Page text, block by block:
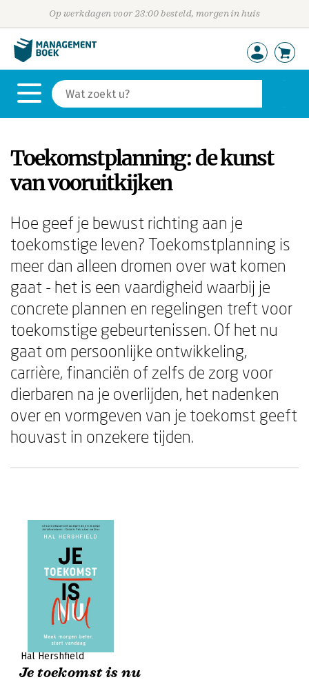
Op werkdagen voor 23:00 besteld, morgen in huis
Toekomstplanning: de kunst
van vooruitkijken
Hoe geef je bewust richting aan je
toekomstige leven? Toekomstplanning is
meer dan alleen dromen over wat komen
gaat - het is een vaardigheid waarbij je
concrete plannen en regelingen treft voor
toekomstige gebeurtenissen. Of het nu
gaat om persoonlijke ontwikkeling,
carrière, financiën of zelfs de zorg voor
dierbaren na je overlijden, het nadenken
over en vormgeven van je toekomst geeft
houvast in onzekere tijden.
Hal Hershfield
Je toekomst is nu